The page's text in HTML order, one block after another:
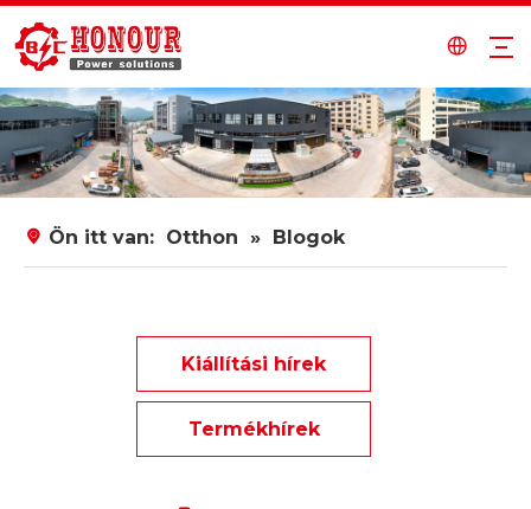
Ön itt van: Otthon » Blogok
Kiállítási hírek
Termékhírek